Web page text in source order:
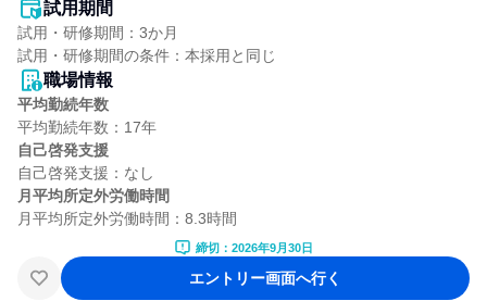
試用期間
試用・研修期間：3か月
職場情報
平均勤続年数
自己啓発支援
月平均所定外労働時間
締切：2026年9月30日
エントリー画面へ行く